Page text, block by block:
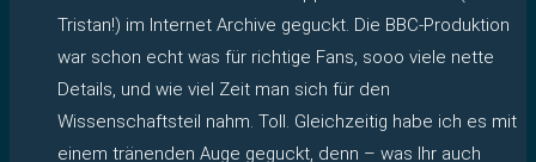
Tristan!) im Internet Archive geguckt. Die BBC-Produktion
war schon echt was für richtige Fans, sooo viele nette
Details, und wie viel Zeit man sich für den
Wissenschaftsteil nahm. Toll. Gleichzeitig habe ich es mit
einem tränenden Auge geguckt, denn – was Ihr auch